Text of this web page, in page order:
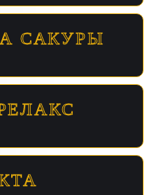
САКУРЫ